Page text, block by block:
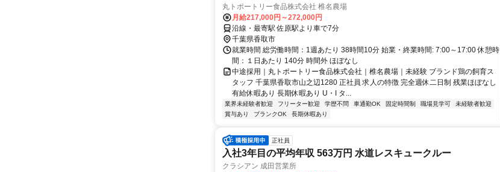
丸トポートリー食品株式会社 椎名農場
月給217,000円～272,000円
沿線・最寄駅 佐原駅より車で7分
千葉県香取市
就業時間 総労働時間：1週あたり 38時間10分 始業・終業時間: 7:00～17:00 休憩時
間：１日あたり 140分 時間外 ほぼなし
中途採用｜丸トポートリー食品株式会社｜椎名農場｜未経験 ブランド鶏の飼育ス
タッフ 千葉県香取市山之辺1280 正社員 求人の特徴 完全週休二日制 残業ほぼなし
有給休暇あり 長期休暇あり U・I タ...
業界未経験者歓迎 フリーター歓迎 学歴不問 車通勤OK 固定時間制 職場見学可
未経験者歓迎
賞与あり
ブランクOK 長期休暇あり
正社員
入社3年目の平均年収 563万円 水道レスキュークルー
クラシアン 成田営業所